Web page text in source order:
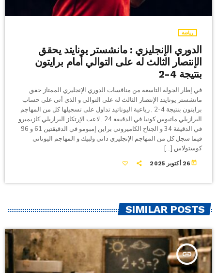
رياضة
الدوري الإنجليزي : مانشستر يونايتد يحقق
الإنتصار الثالث له على التوالي أمام برايتون
بنتيجة 4-2
في إطار الجولة التاسعة من منافسات الدوري الإنجليزي الممتاز حقق
مانشستر يونايتد الإنتصار الثالث له على التوالي و الذي أتى على حساب
برايتون بنتيجة 4-2 , رباعية اليوناتيد تداول على تسجيلها كل من المهاجم
البرازيلي ماتيوس كونيا في الدقيقة 24 , لاعب الإرتكاز البرازيلي كازيميرو
في الدقيقة 34 و الجناح الكاميروني براين إمبومو في الدقيقتين 61 و 96
فيما سجل كل من المهاجم الإنجليزي داني ولبيك و المهاجم اليوناني
كوستولاس […]
today 26 أكتوبر 2025
SIMILAR POSTS
insert_link